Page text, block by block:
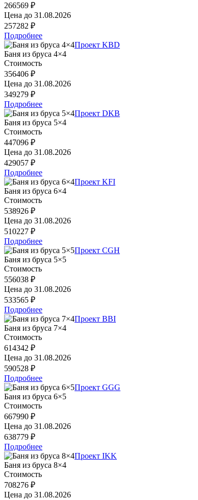
266569 ₽
Цена до 31.08.2026
257282 ₽
Подробнее
Проект KBD
Баня из бруса 4×4
Стоимость
356406 ₽
Цена до 31.08.2026
349279 ₽
Подробнее
Проект DKB
Баня из бруса 5×4
Стоимость
447096 ₽
Цена до 31.08.2026
429057 ₽
Подробнее
Проект KFI
Баня из бруса 6×4
Стоимость
538926 ₽
Цена до 31.08.2026
510227 ₽
Подробнее
Проект CGH
Баня из бруса 5×5
Стоимость
556038 ₽
Цена до 31.08.2026
533565 ₽
Подробнее
Проект BBI
Баня из бруса 7×4
Стоимость
614342 ₽
Цена до 31.08.2026
590528 ₽
Подробнее
Проект GGG
Баня из бруса 6×5
Стоимость
667990 ₽
Цена до 31.08.2026
638779 ₽
Подробнее
Проект IKK
Баня из бруса 8×4
Стоимость
708276 ₽
Цена до 31.08.2026